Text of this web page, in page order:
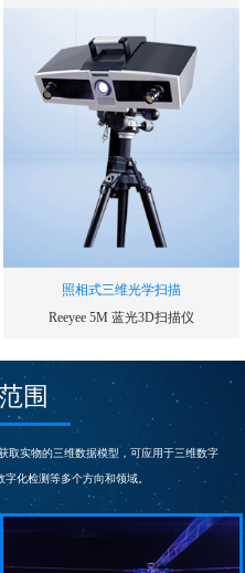
测量精度
0.03mm
帧扫描区域
250*250
1.5s
测量精度
0.015~0.005
mm
5000000像素
照相式三维光学扫描
Reeyee 5M 蓝光3D扫描仪
围
取实物的三维数据模型，可应用于三维数字
化检测等多个方向和领域。